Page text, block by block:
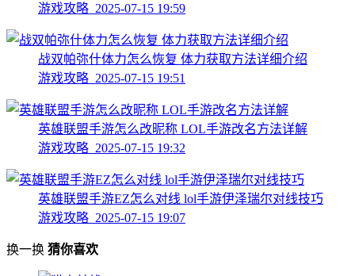
游戏攻略 2025-07-15 19:59
战双帕弥什体力怎么恢复 体力获取方法详细介绍
游戏攻略 2025-07-15 19:51
英雄联盟手游怎么改昵称 LOL手游改名方法详解
游戏攻略 2025-07-15 19:32
英雄联盟手游EZ怎么对线 lol手游伊泽瑞尔对线技巧
游戏攻略 2025-07-15 19:07
换一换 猜你喜欢